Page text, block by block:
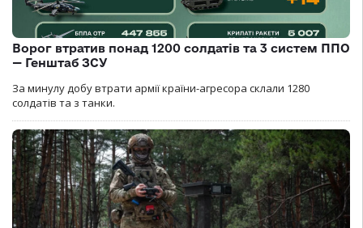
Ворог втратив понад 1200 солдатів та 3 систем ППО
— Генштаб ЗСУ
За минулу добу втрати армії країни-агресора склали 1280
солдатів та з танки.